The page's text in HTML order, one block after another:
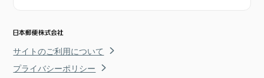
サイトのご利用について
プライバシーポリシー